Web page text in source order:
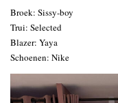
Broek: Sissy-boy
Trui: Selected
Blazer: Yaya
Schoenen: Nike